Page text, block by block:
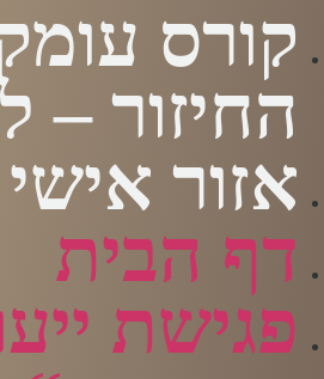
קורס
החיזור –
אזור אישי
דף הבית
פגישת